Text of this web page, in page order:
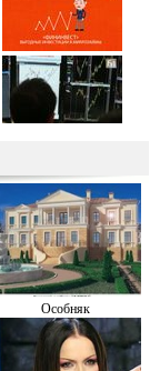
Особняк